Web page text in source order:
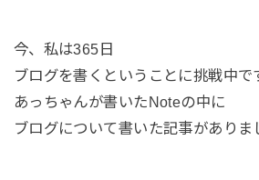
今、私は365日
ブログを書くということに挑戦中で
あっちゃんが書いたNoteの中に
ブログについて書いた記事がありま